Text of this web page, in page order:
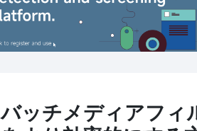
バッチメディアフィ